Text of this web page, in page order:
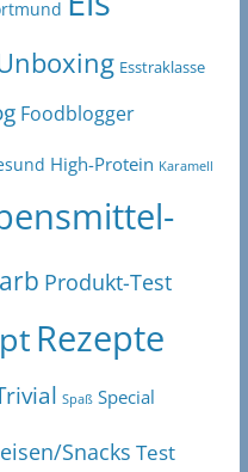
Esstraklasse
Foodblogger
High-Protein Karamell
Produkt-Test
Rezepte
Spaß Special
Snacks Test